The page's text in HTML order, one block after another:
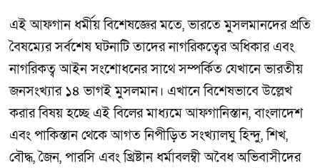
এই আফগান ধর্মীয় বিশেষজ্ঞের মতে, ভারতে মুসলমানদের প্রতি
বৈষম্যের সর্বশেষ ঘটনাটি তাদের নাগরিকত্বের অধিকার এবং
নাগরিকত্ব আইন সংশোধনের সাথে সম্পর্কিত যেখানে ভারতীয়
জনসংখ্যার ১৪ ভাগই মুসলমান। এখানে বিশেষভাবে উল্লেখ
করার বিষয় হচ্ছে এই বিলের মাধ্যমে আফগানিস্তান, বাংলাদেশ
এবং পাকিস্তান থেকে আগত নিপীড়িত সংখ্যালঘু হিন্দু, শিখ,
বৌদ্ধ, জৈন, পারসি এবং খ্রিষ্টান ধর্মাবলম্বী অবৈধ অভিবাসীদের